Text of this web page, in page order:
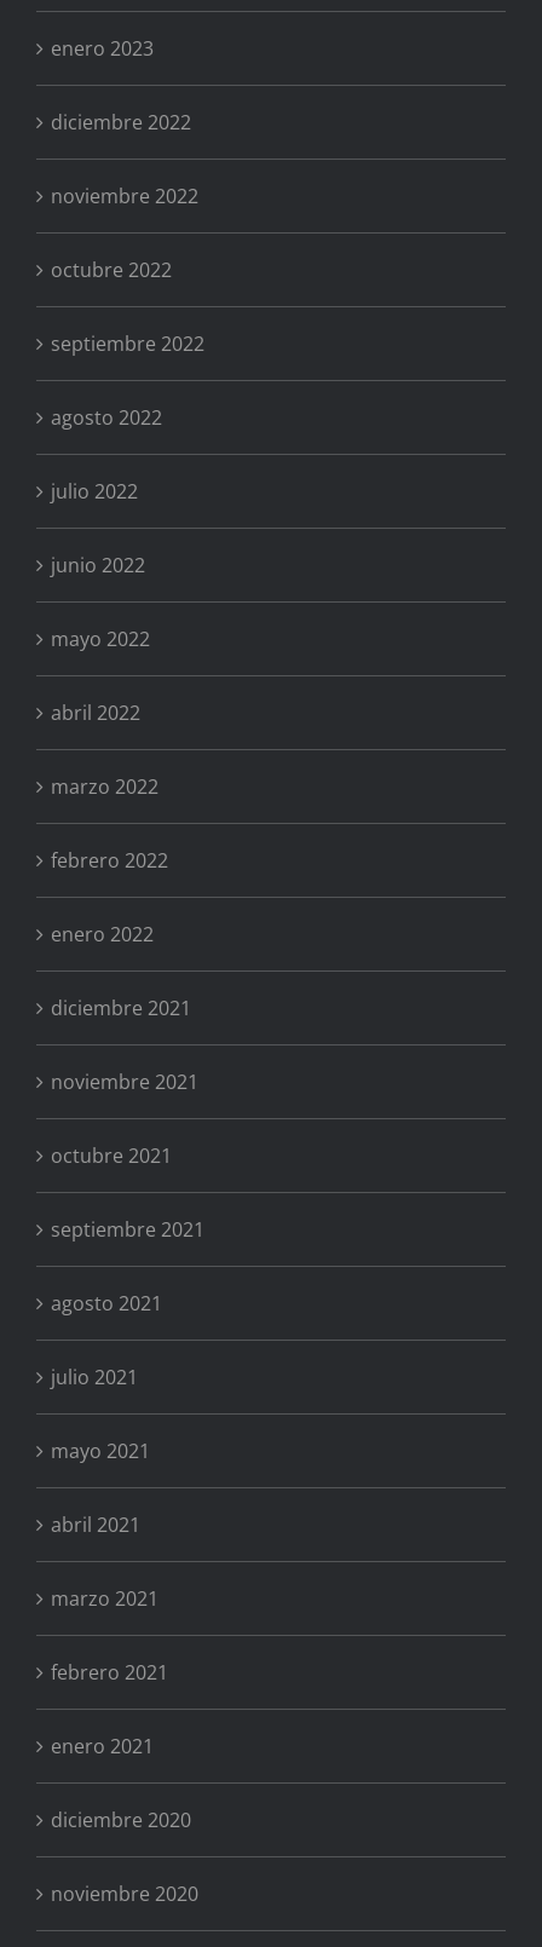
enero 2023
diciembre 2022
noviembre 2022
octubre 2022
septiembre 2022
agosto 2022
julio 2022
junio 2022
mayo 2022
abril 2022
marzo 2022
febrero 2022
enero 2022
diciembre 2021
noviembre 2021
octubre 2021
septiembre 2021
agosto 2021
julio 2021
mayo 2021
abril 2021
marzo 2021
febrero 2021
enero 2021
diciembre 2020
noviembre 2020